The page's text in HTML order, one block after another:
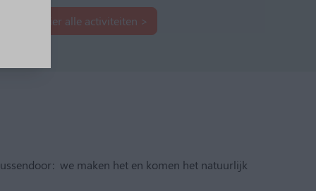
Bekijk hier alle activiteiten >
we maken het en komen het natuurlijk